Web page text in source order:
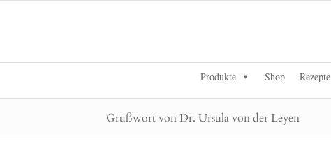
Produkte Shop Rezepte
Grußwort von Dr. Ursula von der Leyen